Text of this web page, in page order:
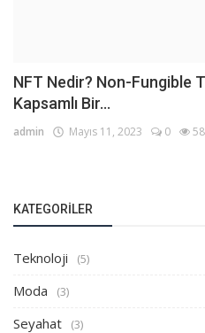
NFT Nedir? Non-Fungible
Kapsamlı Bir...
admin Mayıs 11, 2023 0
KATEGORILER
Teknoloji (5)
Moda (3)
Seyahat (3)